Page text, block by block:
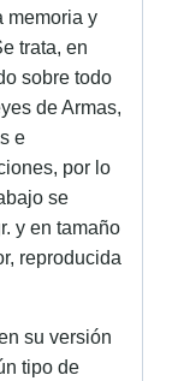
memoria y
trata, en
sobre todo
de Armas,
e
por lo
se
y en tamaño
reproducida
su versión
tipo de